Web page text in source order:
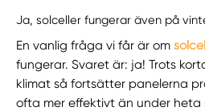
Ja, solceller fungerar även på
En vanlig fråga vi får är om
fungerar. Svaret är: ja! Trots
klimat så fortsätter panelerna
ofta mer effektivt än under